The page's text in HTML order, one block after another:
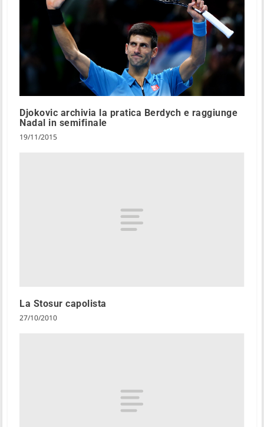
Djokovic archivia la pratica Berdych e raggiunge
Nadal in semifinale
19/11/2015
La Stosur capolista
27/10/2010